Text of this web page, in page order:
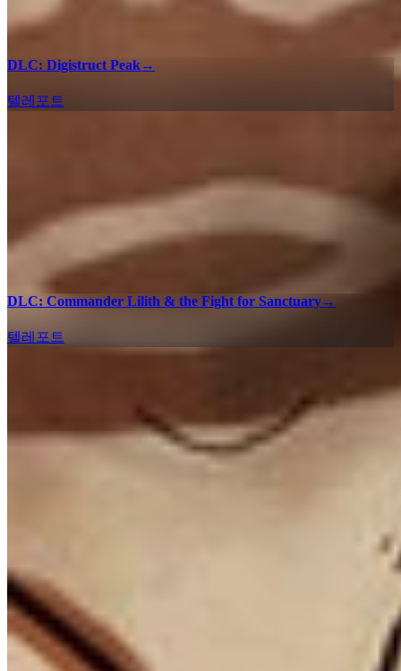
DLC: Digistruct Peak→
텔레포트
DLC: Commander Lilith & the Fight for Sanctuary→
텔레포트
인터랙티브 맵 체크리스트로 Borderlands 2의 모든 수집품과
인카운터를 찾아 모든 지역에서 100% 완주를 달성하세요.